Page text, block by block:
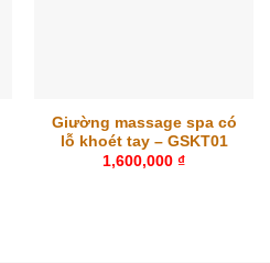
Giường massage spa có
lỗ khoét tay – GSKT01
1,600,000 ₫